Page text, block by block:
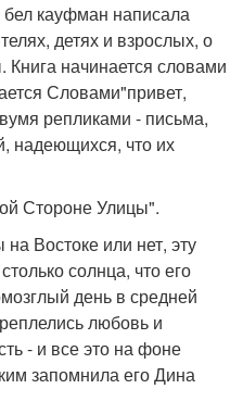
кауфман написала
детях и взрослых, о
Книга начинается словами
Словами"привет,
репликами - письма,
надеющихся, что их
Стороне Улицы".
Востоке или нет, эту
солнца, что его
день в средней
любовь и
- и все это на фоне
запомнила его Дина